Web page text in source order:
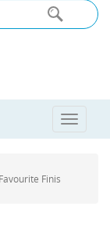
Toggle
Finis